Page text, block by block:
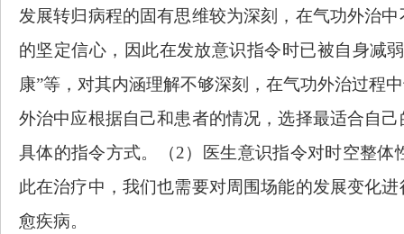
发展转归病程的固有思维较为深刻，在气功外治
的坚定信心，因此在发放意识指令时已被自身减
康”等，对其内涵理解不够深刻，在气功外治过程
外治中应根据自己和患者的情况，选择最适合自
具体的指令方式。（2）医生意识指令对时空整
此在治疗中，我们也需要对周围场能的发展变化
愈疾病。